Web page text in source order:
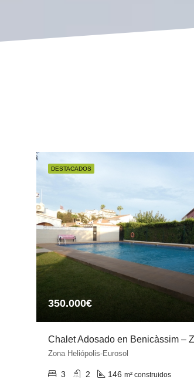
DESTACADOS
350.000€
Chalet Adosado en Benicàssim –
Zona Heliópolis-Eurosol
3 2 146 m² construidos